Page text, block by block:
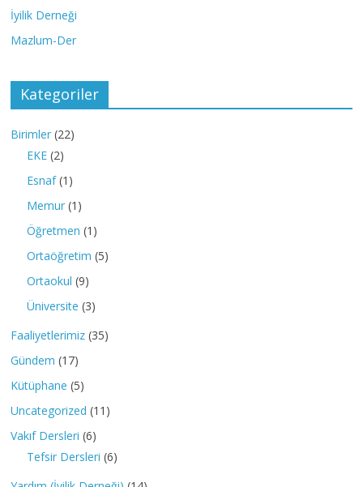
İyilik Derneği
Mazlum-Der
Kategoriler
Birimler (22)
EKE (2)
Esnaf(1)
Memur (1)
Öğretmen (1)
Ortaöğretim (5)
Ortaokul (9)
Üniversite (3)
Faaliyetlerimiz (35)
Gündem (17)
Kütüphane (5)
Uncategorized (11)
Vakıf Dersleri (6)
Tefsir Dersleri (6)